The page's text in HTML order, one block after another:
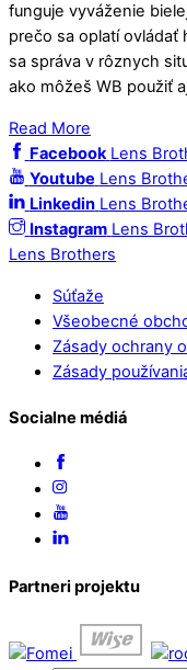
funguje vyváženie
prečo sa oplatí ovládať
sa správa v rôznych
ako môžeš WB použiť
Read More
Facebook Lens
Youtube Lens
Linkedin Lens
Instagram Lens
Lens Brothers
Súťaže
Všeobecné
Zásady ochrany
Zásady
Socialne médiá
Partneri projektu